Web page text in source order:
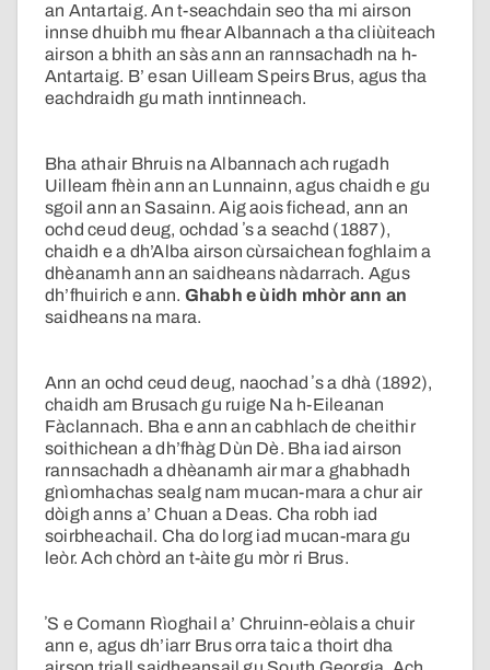
an Antartaig. An t-seachdain seo tha mi airson
innse dhuibh mu fhear Albannach a tha cliùiteach
airson a bhith an sàs ann an rannsachadh na h-
Antartaig. B’ esan Uilleam Speirs Brus, agus tha
eachdraidh gu math inntinneach.
Bha athair Bhruis na Albannach ach rugadh
Uilleam fhèin ann an Lunnainn, agus chaidh e gu
sgoil ann an Sasainn. Aig aois fichead, ann an
ochd ceud deug, ochdad ʼs a seachd (1887),
chaidh e a dh’Alba airson cùrsaichean foghlaim a
dhèanamh ann an saidheans nàdarrach. Agus
dh’fhuirich e ann. Ghabh e ùidh mhòr ann an
saidheans na mara.
Ann an ochd ceud deug, naochad ʼs a dhà (1892),
chaidh am Brusach gu ruige Na h-Eileanan
Fàclannach. Bha e ann an cabhlach de cheithir
soithichean a dh’fhàg Dùn Dè. Bha iad airson
rannsachadh a dhèanamh air mar a ghabhadh
gnìomhachas sealg nam mucan-mara a chur air
dòigh anns a’ Chuan a Deas. Cha robh iad
soirbheachail. Cha do lorg iad mucan-mara gu
leòr. Ach chòrd an t-àite gu mòr ri Brus.
ʼS e Comann Rìoghail a’ Chruinn-eòlais a chuir
ann e, agus dh’iarr Brus orra taic a thoirt dha